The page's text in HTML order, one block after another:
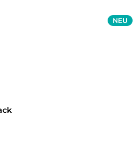
NEU